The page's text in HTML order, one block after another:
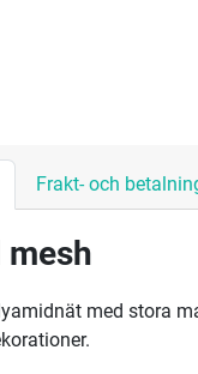
Frakt- och
mesh
med stora